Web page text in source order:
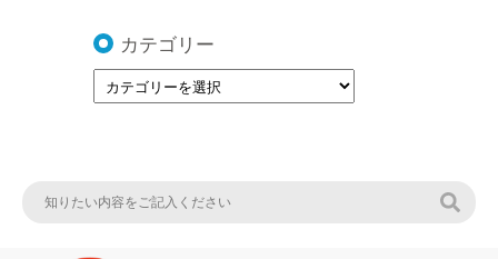
カテゴリー